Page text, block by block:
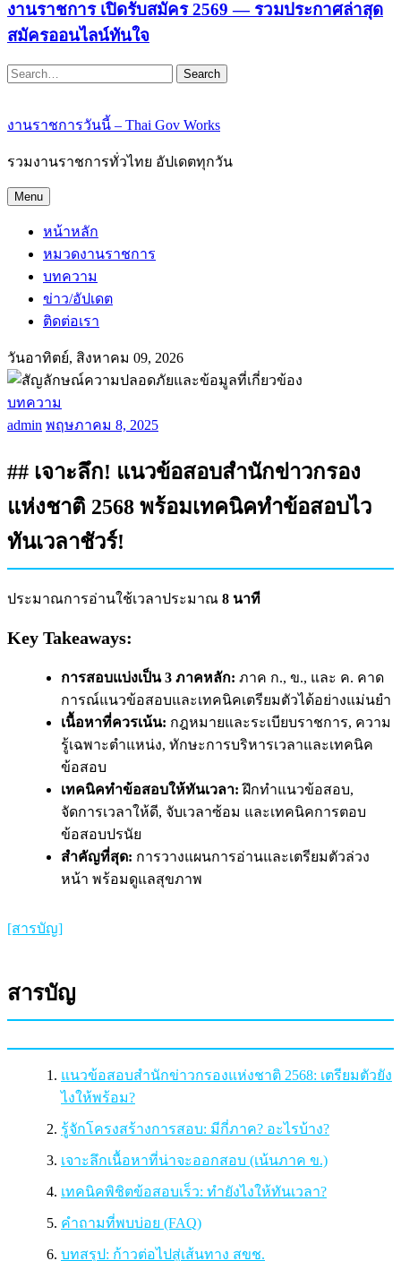
งานราชการ เปิดรับสมัคร 2569 — รวมประกาศล่าสุด
สมัครออนไลน์ทันใจ
Search
งานราชการวันนี้ – Thai Gov Works
รวมงานราชการทั่วไทย อัปเดตทุกวัน
Menu
หน้าหลัก
หมวดงานราชการ
บทความ
ข่าว/อัปเดต
ติดต่อเรา
วันอาทิตย์, สิงหาคม 09, 2026
บทความ
admin พฤษภาคม 8, 2025
## เจาะลึก! แนวข้อสอบสำนักข่าวกรอง
แห่งชาติ 2568 พร้อมเทคนิคทำข้อสอบไว
ทันเวลาชัวร์!
ประมาณการอ่านใช้เวลาประมาณ 8 นาที
Key Takeaways:
การสอบแบ่งเป็น 3 ภาคหลัก: ภาค ก., ข., และ ค. คาด
การณ์แนวข้อสอบและเทคนิคเตรียมตัวได้อย่างแม่นยำ
เนื้อหาที่ควรเน้น: กฎหมายและระเบียบราชการ, ความ
รู้เฉพาะตำแหน่ง, ทักษะการบริหารเวลาและเทคนิค
ข้อสอบ
เทคนิคทำข้อสอบให้ทันเวลา: ฝึกทำแนวข้อสอบ,
จัดการเวลาให้ดี, จับเวลาซ้อม และเทคนิคการตอบ
ข้อสอบปรนัย
สำคัญที่สุด: การวางแผนการอ่านและเตรียมตัวล่วง
หน้า พร้อมดูแลสุขภาพ
[สารบัญ]
สารบัญ
แนวข้อสอบสำนักข่าวกรองแห่งชาติ 2568: เตรียมตัวยัง
ไงให้พร้อม?
รู้จักโครงสร้างการสอบ: มีกี่ภาค? อะไรบ้าง?
เจาะลึกเนื้อหาที่น่าจะออกสอบ (เน้นภาค ข.)
เทคนิคพิชิตข้อสอบเร็ว: ทำยังไงให้ทันเวลา?
คำถามที่พบบ่อย (FAQ)
บทสรุป: ก้าวต่อไปสู่เส้นทาง สขช.